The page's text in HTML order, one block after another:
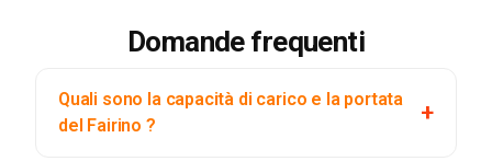
Domande frequenti
Quali sono la capacità di carico e la portata
del Fairino ?